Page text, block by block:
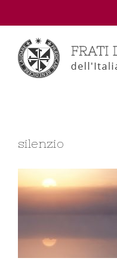
silenzio